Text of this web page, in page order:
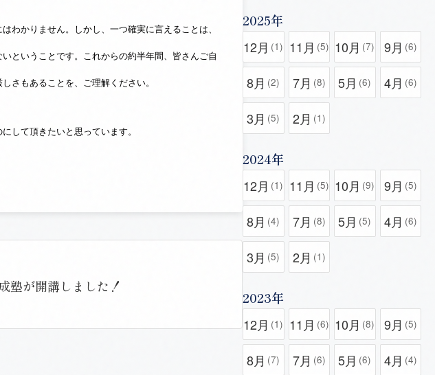
かりません。しかし、一つ確実に言えることは、
ということです。これからの約半年間、皆さんご自
さもあることを、ご理解ください。
して頂きたいと思っています。
塾が開講しました！
2025年
12月 (1) 11月 (5) 10月 (7) 9月 (6)
8月 (2) 7月 (8) 5月 (6) 4月 (6)
3月 (5) 2月 (1)
2024年
12月 (1) 11月 (5) 10月 (9) 9月 (5)
8月 (4) 7月 (8) 5月 (5) 4月 (6)
3月 (5) 2月 (1)
2023年
12月 (1) 11月 (6) 10月 (8) 9月 (5)
8月 (7) 7月 (6) 5月 (6) 4月 (4)